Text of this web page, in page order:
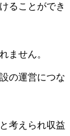
ることができ
ません。
の運営につな
考えられ収益